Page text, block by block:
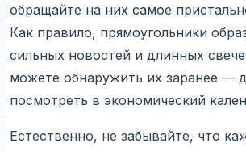
обращайте на них самое
Как правило, прямоугольники
сильных новостей и длинных
можете обнаружить их заранее —
посмотреть в экономический
Естественно, не забывайте, что